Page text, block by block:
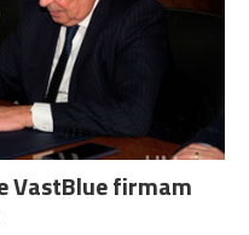
VastBlue firmam